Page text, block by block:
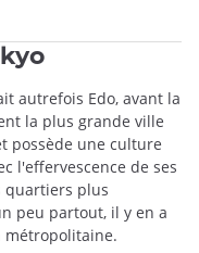
autrefois Edo, avant la
la plus grande ville
possède une culture
l'effervescence de ses
quartiers plus
peu partout, il y en a
métropolitaine.